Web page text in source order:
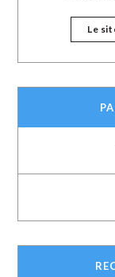
Le